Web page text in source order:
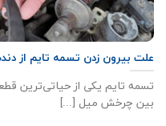
علت بیرون زدن تسمه تایم از
تسمه تایم یکی از حیاتی‌ترین
بین چرخش میل [...]